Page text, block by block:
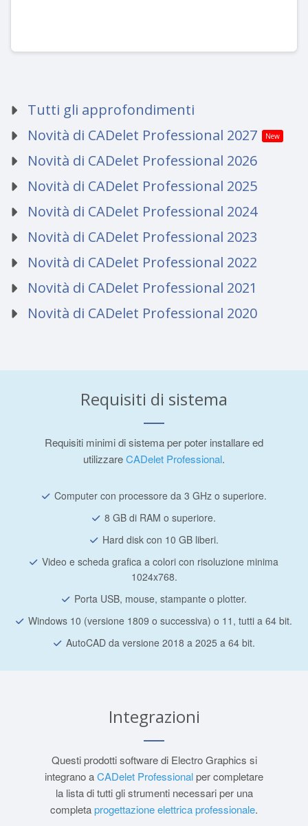
Tutti gli approfondimenti
Novità di CADelet Professional 2027
New
Novità di CADelet Professional 2026
Novità di CADelet Professional 2025
Novità di CADelet Professional 2024
Novità di CADelet Professional 2023
Novità di CADelet Professional 2022
Novità di CADelet Professional 2021
Novità di CADelet Professional 2020
Requisiti di sistema
Requisiti minimi di sistema per poter installare ed
utilizzareCADelet Professional.
Computer con processore da 3 GHz o superiore.
8 GB di RAM o superiore.
Hard disk con 10 GB liberi.
Video e scheda grafica a colori con risoluzione minima
1024x768.
Porta USB, mouse, stampante o plotter.
Windows 10 (versione 1809 o successiva) o 11, tutti a 64 bit.
AutoCAD da versione 2018 a 2025 a 64 bit.
Integrazioni
Questi prodotti software di Electro Graphics si
integrano aCADelet Professionalper completare
la lista di tutti gli strumenti necessari per una
completaprogettazione elettrica professionale.